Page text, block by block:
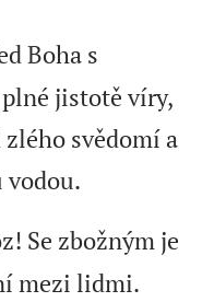
Boha s
jistotě víry,
svědomí a
vodou.
Se zbožným je
mezi lidmi.